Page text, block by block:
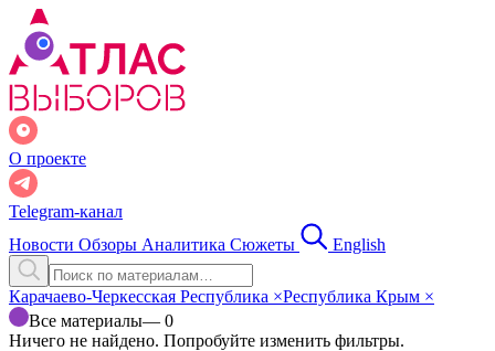
О проекте
Telegram-канал
Новости Обзоры Аналитика Сюжеты English
Карачаево-Черкесская Республика ×Республика Крым ×
Все материалы— 0
Ничего не найдено. Попробуйте изменить фильтры.